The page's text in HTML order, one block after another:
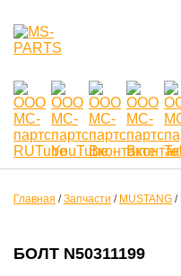
Главная /Запчасти / MUSTANG /
БОЛТ N50311199